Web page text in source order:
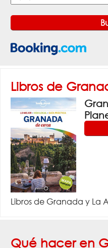
Libros de
Libros de Granada y La
Qué hacer en